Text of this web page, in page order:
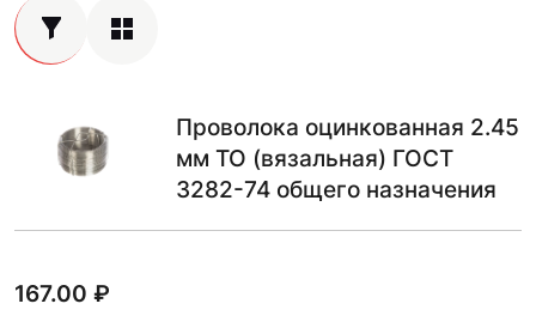
Проволока оцинкованная 2.45
мм ТО (вязальная) ГОСТ
3282-74 общего назначения
167.00 ₽